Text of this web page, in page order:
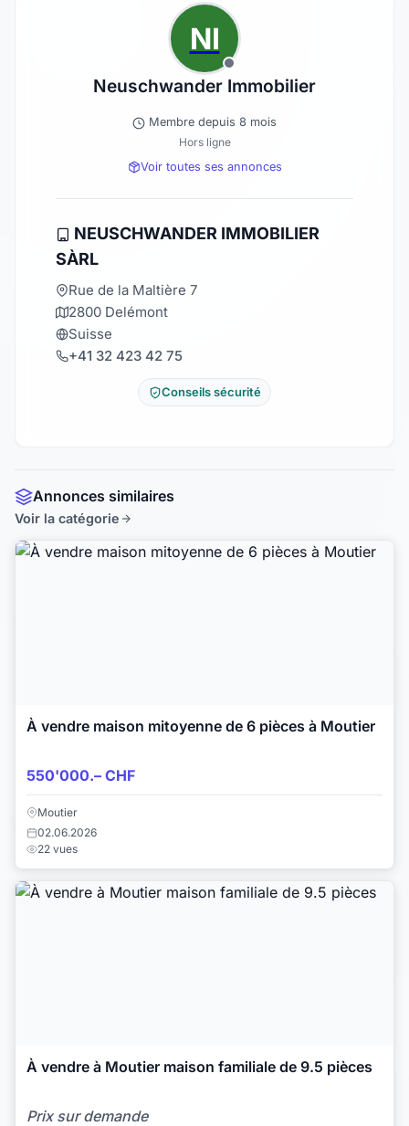
NI
Neuschwander Immobilier
Membre depuis 8 mois
Hors ligne
Voir toutes ses annonces
NEUSCHWANDER IMMOBILIER
SÀRL
Rue de la Maltière 7
2800 Delémont
Suisse
+41 32 423 42 75
Conseils sécurité
Annonces similaires
Voir la catégorie
À vendre maison mitoyenne de 6 pièces à Moutier
550'000.– CHF
Moutier
02.06.2026
22 vues
À vendre à Moutier maison familiale de 9.5 pièces
Prix sur demande